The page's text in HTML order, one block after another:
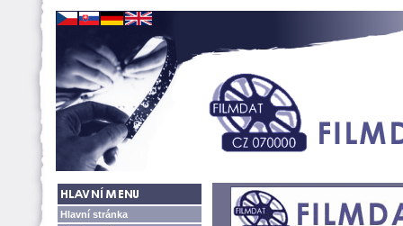
Hlavní stránka